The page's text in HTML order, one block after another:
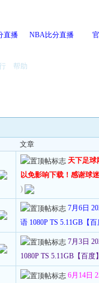
直播 NBA比分直播
帮助
文章
天下足球
以免影响下载！感谢球
)
7月6日
语 1080P TS 5.11GB【百
7月3日
1080P TS 5.11GB【百度】
6月14日